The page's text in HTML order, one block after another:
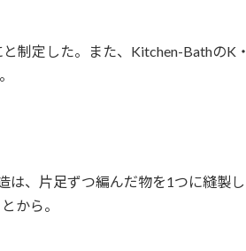
制定した。また、Kitchen-BathのK・
は、片足ずつ編んだ物を1つに縫製し
から。